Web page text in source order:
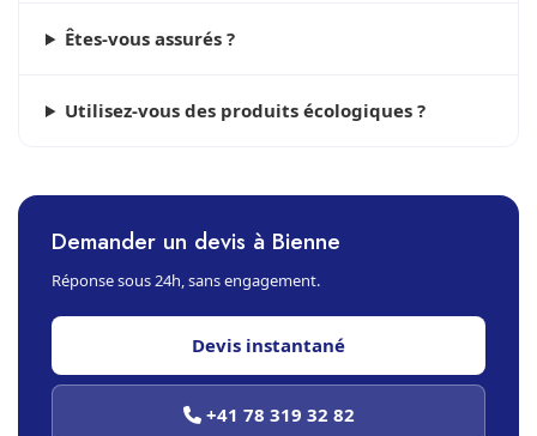
Êtes-vous assurés ?
Utilisez-vous des produits écologiques ?
Demander un devis à Bienne
Réponse sous 24h, sans engagement.
Devis instantané
+41 78 319 32 82